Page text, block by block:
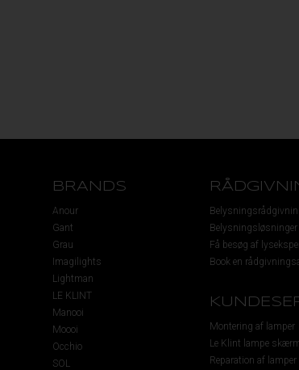
BRANDS
Anour
Gant
Grau
Imagilights
Lightman
LE KLINT
Manooi
Moooi
Occhio
SOL
Belysningsløsninger
Få besøg af
Book en
Montering af lamper
Le Klint lampe
Reparation af lamper